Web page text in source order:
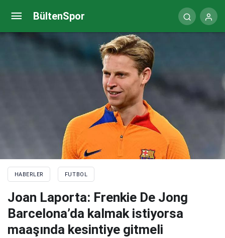
BültenSpor
HABERLER FUTBOL
Joan Laporta: Frenkie De Jong
Barcelona’da kalmak istiyorsa
maaşında kesintiye gitmeli
Dortmund’da Sebastien Haller’nin kemoterapi
süreci başlıyor